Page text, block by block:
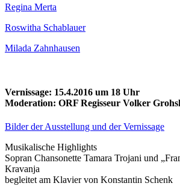
Regina Merta
Roswitha Schablauer
Milada Zahnhausen
Vernissage: 15.4.2016 um 18 Uhr
Moderation: ORF Regisseur Volker
Bilder der Ausstellung und der Vernissage
Musikalische Highlights
Sopran Chansonette Tamara Trojani und
Kravanja
begleitet am Klavier von Konstantin Schenk